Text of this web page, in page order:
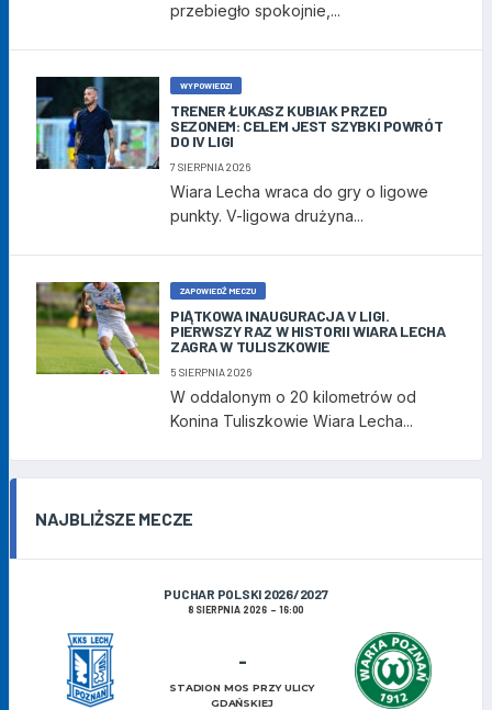
przebiegło spokojnie,...
WYPOWIEDZI
TRENER ŁUKASZ KUBIAK PRZED
SEZONEM: CELEM JEST SZYBKI POWRÓT
DO IV LIGI
7 SIERPNIA 2026
Wiara Lecha wraca do gry o ligowe
punkty. V-ligowa drużyna...
ZAPOWIEDŹ MECZU
PIĄTKOWA INAUGURACJA V LIGI.
PIERWSZY RAZ W HISTORII WIARA LECHA
ZAGRA W TULISZKOWIE
5 SIERPNIA 2026
W oddalonym o 20 kilometrów od
Konina Tuliszkowie Wiara Lecha...
NAJBLIŻSZE MECZE
PUCHAR POLSKI 2026/2027
8 SIERPNIA 2026 16:00
-
STADION MOS PRZY ULICY
GDAŃSKIEJ